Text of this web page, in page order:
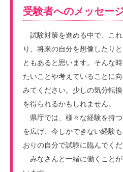
受験者へのメッセー
試験対策を進める中で、こ
り、将来の自分を想像したり
ともあると思います。そんな
たいことや考えていることに
みてください。少しの気分転
を得られるかもしれません。
県庁では、様々な経験を持
を広げ、今しかできない経験
おりの自分で試験に臨んでくだ
みなさんと一緒に働くこと